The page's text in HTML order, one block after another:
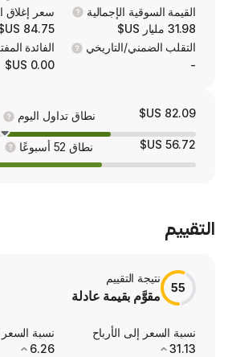
hypoglycemia, and those with gestational
G7 and G7 15 Day includes finger
continuous glucose
الإجمالية
سعر إغلاق اليوم السابق
84.75 US$
التاريخي
الفائدة المفتوحة
نطاق تداول اليوم 85.05 US$
نطاق 52 أسبوعًا 87.85 US$
عادلة
الأرباح
نسبة السعر إلى المبيعات